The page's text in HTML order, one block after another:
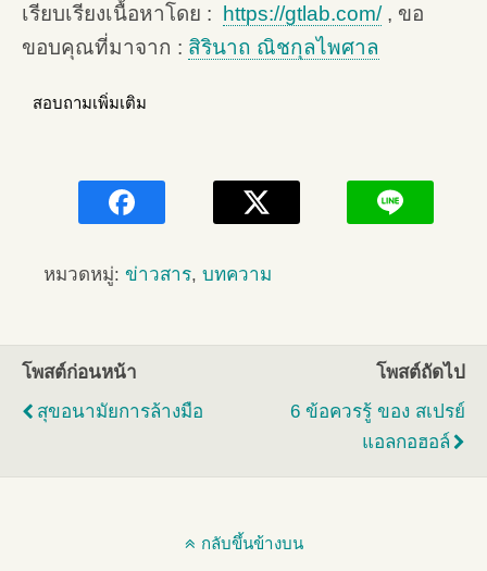
เรียบเรียงเนื้อหาโดย : https://gtlab.com/, ขอ
ขอบคุณที่มาจาก : สิรินาถ ณิชกุลไพศาล
สอบถามเพิ่มเติม
หมวดหมู่: ข่าวสาร, บทความ
โพสต์ก่อนหน้า
สุขอนามัยการล้างมือ
โพสต์ถัดไป
6 ข้อควรรู้ ของ สเปรย์
แอลกอฮอล์
กลับขึ้นข้างบน